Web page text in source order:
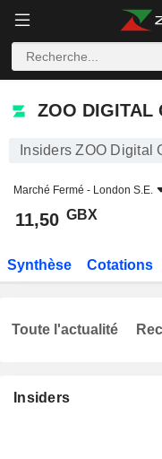
ZOO DIGITAL
ZOO DIGITAL
Insiders ZOO Digital
Marché Fermé - London S.E.
11,50 GBX
Synthèse Cotations
Insiders
Toute l'actualité